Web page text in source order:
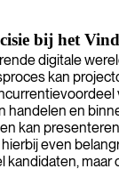
bij het
digitale
kan
handelen en
kan
even
kandidaten,